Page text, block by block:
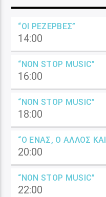
“ΟΙ ΡΕΖΈΡΒΕΣ”
14:00
“NON STOP MUSIC”
16:00
“NON STOP MUSIC”
18:00
“Ο ΈΝΑΣ, Ο ΆΛΛΟΣ
20:00
“NON STOP MUSIC”
22:00